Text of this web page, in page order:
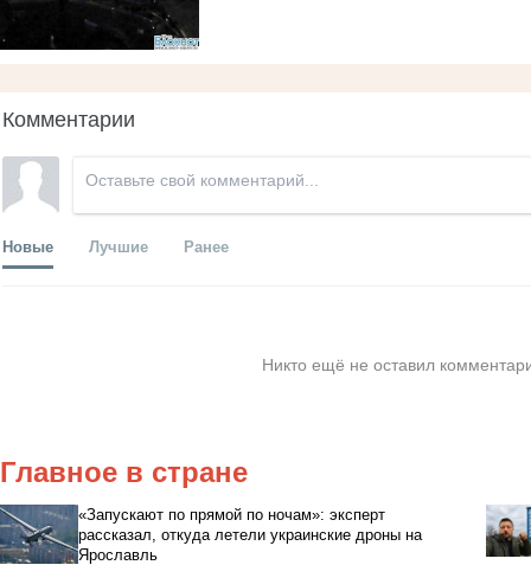
Комментарии
Новые Лучшие Ранее
Никто ещё не оставил
Главное в стране
«Запускают по прямой по ночам»: эксперт
рассказал, откуда летели украинские дроны на
Ярославль